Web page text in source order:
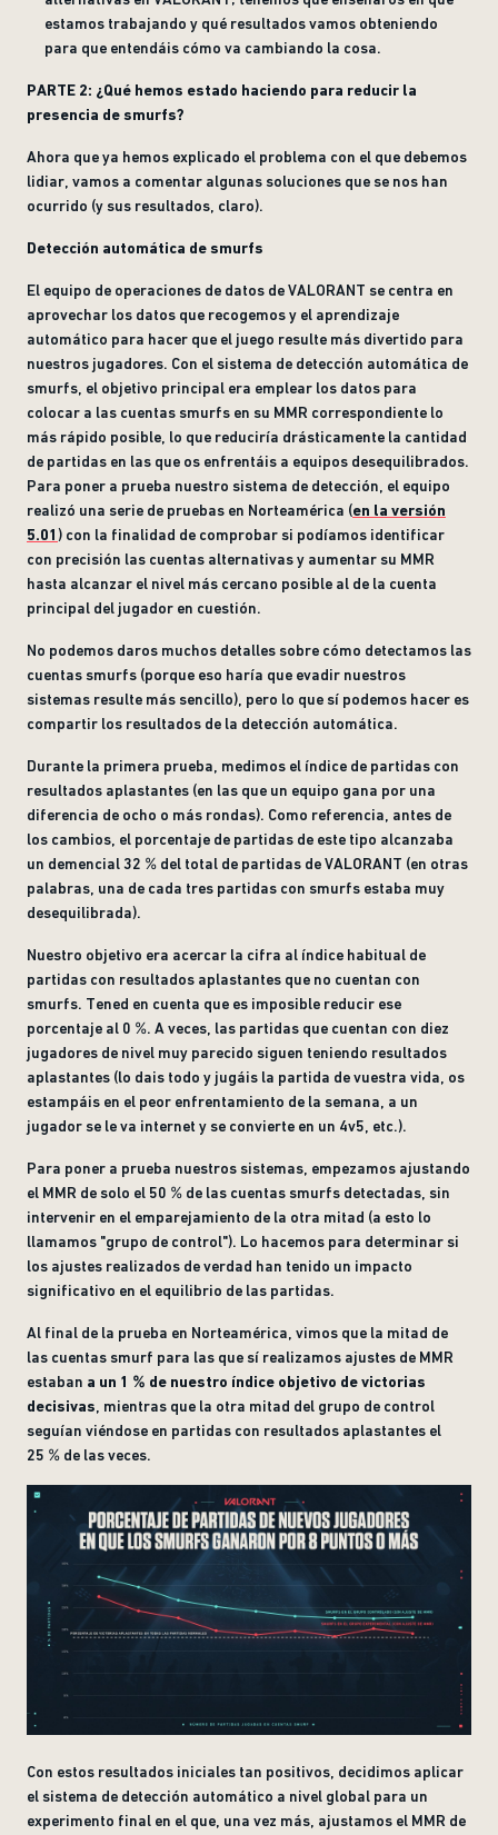
estamos trabajando y qué resultados vamos obteniendo
para que entendáis cómo va cambiando la cosa.
PARTE 2: ¿Qué hemos estado haciendo para reducir la
presencia de smurfs?
Ahora que ya hemos explicado el problema con el que debemos
lidiar, vamos a comentar algunas soluciones que se nos han
ocurrido (y sus resultados, claro).
Detección automática de smurfs
El equipo de operaciones de datos de VALORANT se centra en
aprovechar los datos que recogemos y el aprendizaje
automático para hacer que el juego resulte más divertido para
nuestros jugadores. Con el sistema de detección automática de
smurfs, el objetivo principal era emplear los datos para
colocar a las cuentas smurfs en su MMR correspondiente lo
más rápido posible, lo que reduciría drásticamente la cantidad
de partidas en las que os enfrentáis a equipos desequilibrados.
Para poner a prueba nuestro sistema de detección, el equipo
realizó una serie de pruebas en Norteamérica (en la versión
5.01) con la finalidad de comprobar si podíamos identificar
con precisión las cuentas alternativas y aumentar su MMR
hasta alcanzar el nivel más cercano posible al de la cuenta
principal del jugador en cuestión.
No podemos daros muchos detalles sobre cómo detectamos las
cuentas smurfs (porque eso haría que evadir nuestros
sistemas resulte más sencillo), pero lo que sí podemos hacer es
compartir los resultados de la detección automática.
Durante la primera prueba, medimos el índice de partidas con
resultados aplastantes (en las que un equipo gana por una
diferencia de ocho o más rondas). Como referencia, antes de
los cambios, el porcentaje de partidas de este tipo alcanzaba
un demencial 32 % del total de partidas de VALORANT (en otras
palabras, una de cada tres partidas con smurfs estaba muy
desequilibrada).
Nuestro objetivo era acercar la cifra al índice habitual de
partidas con resultados aplastantes que no cuentan con
smurfs. Tened en cuenta que es imposible reducir ese
porcentaje al 0 %. A veces, las partidas que cuentan con diez
jugadores de nivel muy parecido siguen teniendo resultados
aplastantes (lo dais todo y jugáis la partida de vuestra vida, os
estampáis en el peor enfrentamiento de la semana, a un
jugador se le va internet y se convierte en un 4v5, etc.).
Para poner a prueba nuestros sistemas, empezamos ajustando
el MMR de solo el 50 % de las cuentas smurfs detectadas, sin
intervenir en el emparejamiento de la otra mitad (a esto lo
llamamos "grupo de control"). Lo hacemos para determinar si
los ajustes realizados de verdad han tenido un impacto
significativo en el equilibrio de las partidas.
Al final de la prueba en Norteamérica, vimos que la mitad de
las cuentas smurf para las que sí realizamos ajustes de MMR
estaban a un 1 % de nuestro índice objetivo de victorias
decisivas , mientras que la otra mitad del grupo de control
seguían viéndose en partidas con resultados aplastantes el
25 % de las veces.
Con estos resultados iniciales tan positivos, decidimos aplicar
el sistema de detección automático a nivel global para un
experimento final en el que, una vez más, ajustamos el MMR de